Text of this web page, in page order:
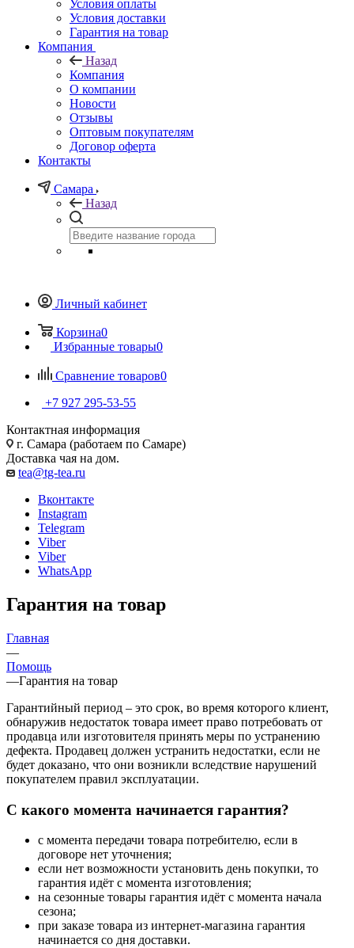
Условия оплаты
Условия доставки
Гарантия на товар
Компания
Назад
Компания
О компании
Новости
Отзывы
Оптовым покупателям
Договор оферта
Контакты
Самара
Назад
Личный кабинет
Корзина0
Избранные товары0
Сравнение товаров0
+7 927 295-53-55
Контактная информация
г. Самара (работаем по Самаре)
Доставка чая на дом.
tea@tg-tea.ru
Вконтакте
Instagram
Telegram
Viber
Viber
WhatsApp
Гарантия на товар
Главная
—
Помощь
—Гарантия на товар
Гарантийный период – это срок, во время которого клиент,
обнаружив недостаток товара имеет право потребовать от
продавца или изготовителя принять меры по устранению
дефекта. Продавец должен устранить недостатки, если не
будет доказано, что они возникли вследствие нарушений
покупателем правил эксплуатации.
С какого момента начинается гарантия?
с момента передачи товара потребителю, если в
договоре нет уточнения;
если нет возможности установить день покупки, то
гарантия идёт с момента изготовления;
на сезонные товары гарантия идёт с момента начала
сезона;
при заказе товара из интернет-магазина гарантия
начинается со дня доставки.